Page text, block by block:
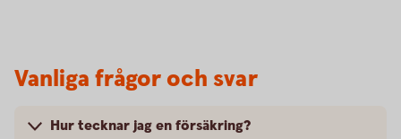
Vanliga frågor och svar
Hur tecknar jag en försäkring?